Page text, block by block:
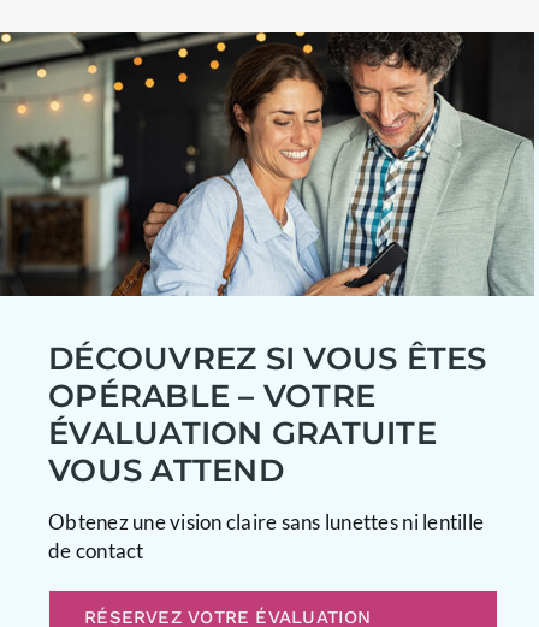
DÉCOUVREZ SI VOUS ÊTES
OPÉRABLE – VOTRE
ÉVALUATION GRATUITE
VOUS ATTEND
Obtenez une vision claire sans lunettes ni lentille
de contact
RÉSERVEZ VOTRE ÉVALUATION